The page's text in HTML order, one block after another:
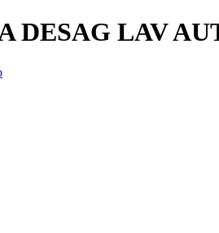
DESAG LAV